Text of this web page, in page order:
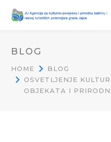
BLOG
HOME
BLOG
OSVETLJENJE
OBJEKATA I